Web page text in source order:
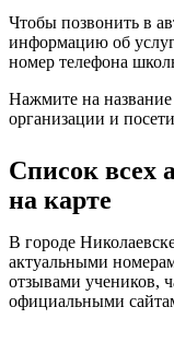
Чтобы позвонить в
информацию об
номер телефона
Нажмите на
организации и
Список всех
на карте
В городе
актуальными
отзывами учеников,
официальными